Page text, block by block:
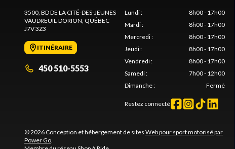
3500, BD DE LA CITÉ-DES-JEUNES
VAUDREUIL-DORION, QUÉBEC
J7V 3Z3
ITINÉRAIRE
450 510-5553
Lundi:
8h00 - 17h00
Mardi:
8h00 - 17h00
Mercredi:
8h00 - 17h00
Jeudi:
8h00 - 17h00
Vendredi:
8h00 - 17h00
Samedi:
7h00 - 12h00
Dimanche: Fermé
Restez connecté
© 2026 Conception et hébergement de sites Web pour sport motorisé par
Power Go.